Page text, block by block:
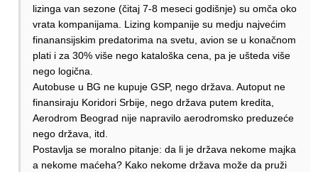
lizinga van sezone (čitaj 7-8 meseci godišnje) su omča oko
vrata kompanijama. Lizing kompanije su medju najvećim
finanansijskim predatorima na svetu, avion se u konačnom
plati i za 30% više nego kataloška cena, pa je ušteda više
nego logična.
Autobuse u BG ne kupuje GSP, nego država. Autoput ne
finansiraju Koridori Srbije, nego država putem kredita,
Aerodrom Beograd nije napravilo aerodromsko preduzeće
nego država, itd.
Postavlja se moralno pitanje: da li je država nekome majka
a nekome maćeha? Kako nekome država može da pruži